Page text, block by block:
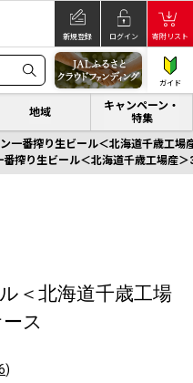
新規登録 ログイン 寄附リスト
ガイド
地域
キャンペーン・
特集
一番搾り生ビール＜北海道千歳工場
番搾り生ビール＜北海道千歳工場産
＜北海道千歳工場
ス
)